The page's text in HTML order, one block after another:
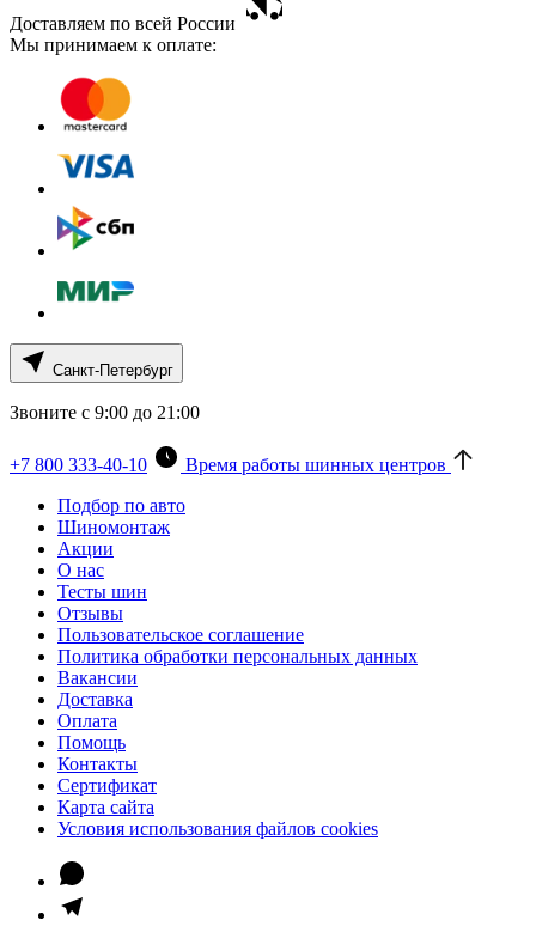
Доставляем по всей России
Мы принимаем к оплате:
Санкт-Петербург
Звоните с 9:00 до 21:00
+7 800 333-40-10
Время работы шинных центров
Подбор по авто
Шиномонтаж
Акции
О нас
Тесты шин
Отзывы
Пользовательское соглашение
Политика обработки персональных данных
Вакансии
Доставка
Оплата
Помощь
Контакты
Сертификат
Карта сайта
Условия использования файлов cookies